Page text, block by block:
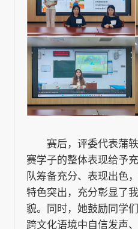
赛后，评委代表蒲
赛学子的整体表现给予
队筹备充分、表现出色
特色突出，充分彰显了
貌。同时，她鼓励同学
跨文化语境中自信发声